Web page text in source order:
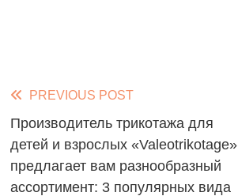
Read
more
articles
PREVIOUS POST
Производитель трикотажа для
детей и взрослых «Valeotrikotage»
предлагает вам разнообразный
ассортимент: 3 популярных вида